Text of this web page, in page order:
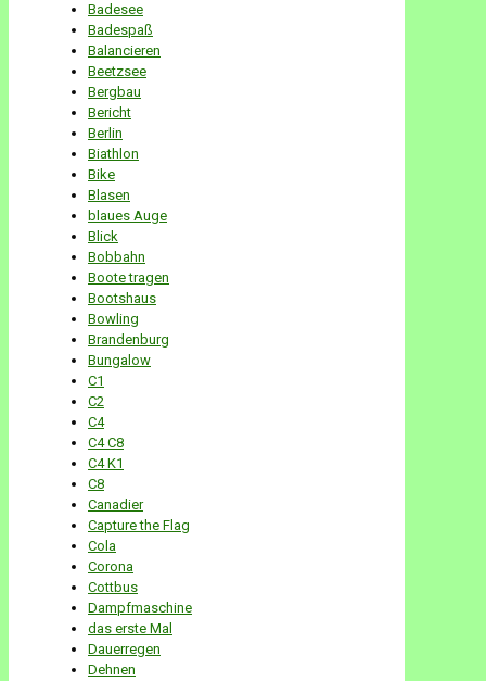
Badesee
Badespaß
Balancieren
Beetzsee
Bergbau
Bericht
Berlin
Biathlon
Bike
Blasen
blaues Auge
Blick
Bobbahn
Boote tragen
Bootshaus
Bowling
Brandenburg
Bungalow
C1
C2
C4
C4 C8
C4 K1
C8
Canadier
Capture the Flag
Cola
Corona
Cottbus
Dampfmaschine
das erste Mal
Dauerregen
Dehnen